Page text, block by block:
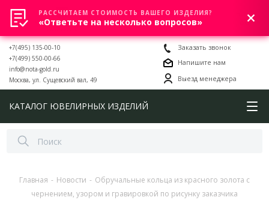
0
+7(495) 135-00-10
+7(499) 550-00-66
info@nota-gold.ru
Москва, ул. Сущевский вал, 49
Заказать звонок
Напишите нам
Выезд менеджера
КАТАЛОГ ЮВЕЛИРНЫХ ИЗДЕЛИЙ
Главная - Новости - Обручальные кольца из красного золота с
чернением, узором и гравировкой по рисунку заказчика
РАССЧИТАЕМ СТОИМОСТЬ ВАШЕГО ИЗДЕЛИЯ?
«Ответьте на несколько вопросов»